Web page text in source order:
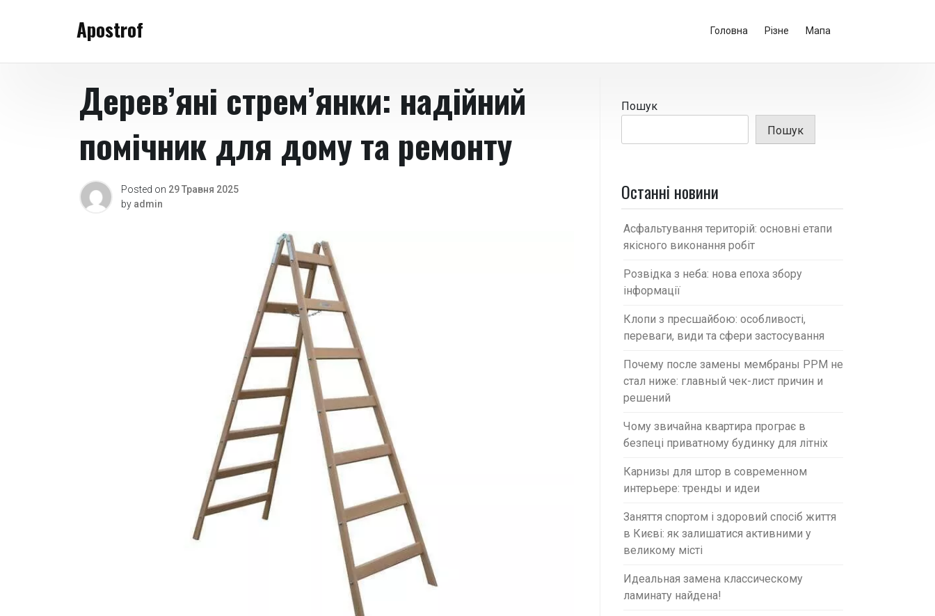
Apostrof Головна Різне Мапа
Дерев’яні стрем’янки: надійний
помічник для дому та ремонту
Posted on 29 Травня 2025
by admin
Пошук
Пошук
Останні новини
Асфальтування територій: основні етапи
якісного виконання робіт
Розвідка з неба: нова епоха збору
інформації
Клопи з пресшайбою: особливості,
переваги, види та сфери застосування
Почему после замены мембраны PPM не
стал ниже: главный чек-лист причин и
решений
Чому звичайна квартира програє в
безпеці приватному будинку для літніх
Карнизы для штор в современном
интерьере: тренды и идеи
Заняття спортом і здоровий спосіб життя
в Києві: як залишатися активними у
великому місті
Идеальная замена классическому
ламинату найдена!